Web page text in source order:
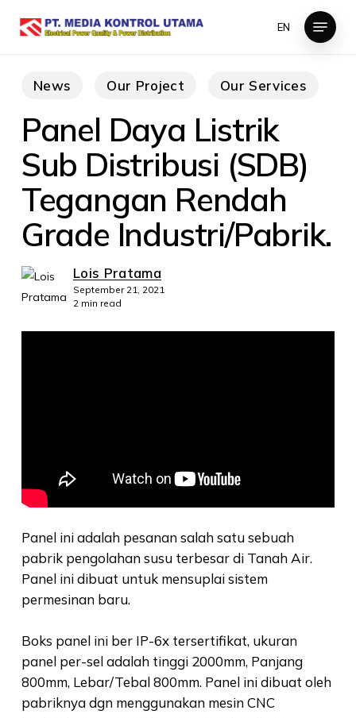
EN
Menu
News Our Project Our Services
Panel Daya Listrik
Sub Distribusi (SDB)
Tegangan Rendah
Grade Industri/Pabrik.
Lois Pratama
September 21, 2021
2 min read
Panel ini adalah pesanan salah satu sebuah
pabrik pengolahan susu terbesar di Tanah Air.
Panel ini dibuat untuk mensuplai sistem
permesinan baru.
Boks panel ini ber IP-6x tersertifikat, ukuran
panel per-sel adalah tinggi 2000mm, Panjang
800mm, Lebar/Tebal 800mm. Panel ini dibuat oleh
pabriknya dgn menggunakan mesin CNC